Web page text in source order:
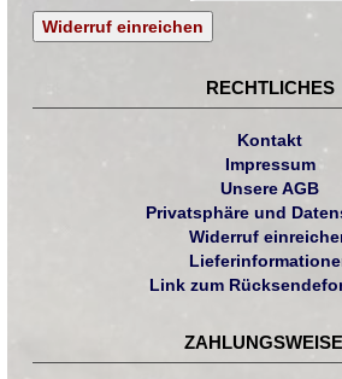
Widerruf einreichen
RECHTLICHES
Kontakt
Impressum
Unsere AGB
Privatsphäre und
Widerruf
Link zum